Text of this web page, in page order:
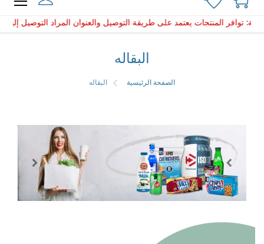
على طريقة التوصيل والعنوان المراد التوصيل إليه
المنتجات يعتمد على طريقة التوصيل والعنوان المراد
البقاله
الصفحة الرئيسية البقاله